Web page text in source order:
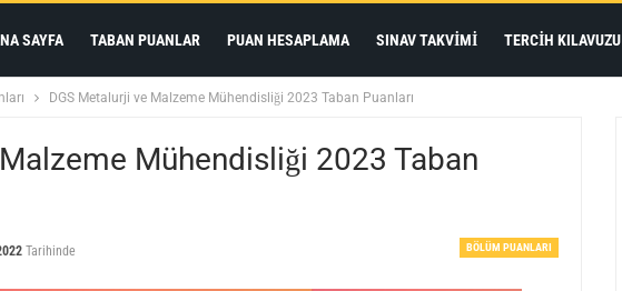
SAYFA TABAN PUANLAR PUAN HESAPLAMA SINAV TAKVIMI TERCIH KILAVUZU
DGS Metalurji ve Malzeme Mühendisliği 2023 Taban Puanları
Mühendisliği 2023 Taban
BÖLÜM PUANLARI
Tarihinde